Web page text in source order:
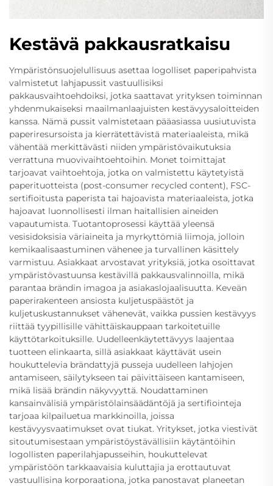
Kestävä pakkausratkaisu
Ympäristönsuojelullisuus asettaa logolliset paperipahvista
valmistetut lahjapussit vastuullisiksi
pakkausvaihtoehdoiksi, jotka saattavat yrityksen toiminnan
yhdenmukaiseksi maailmanlaajuisten kestävyysaloitteiden
kanssa. Nämä pussit valmistetaan pääasiassa uusiutuvista
paperiresursoista ja kierrätettävistä materiaaleista, mikä
vähentää merkittävästi niiden ympäristövaikutuksia
verrattuna muovivaihtoehtoihin. Monet toimittajat
tarjoavat vaihtoehtoja, jotka on valmistettu käytetyistä
paperituotteista (post-consumer recycled content), FSC-
sertifioitusta paperista tai hajoavista materiaaleista, jotka
hajoavat luonnollisesti ilman haitallisien aineiden
vapautumista. Tuotantoprosessi käyttää yleensä
vesisidoksisia väriaineita ja myrkyttömiä liimoja, jolloin
kemikaalisaastuminen vähenee ja turvallinen käsittely
varmistuu. Asiakkaat arvostavat yrityksiä, jotka osoittavat
ympäristövastuunsa kestävillä pakkausvalinnoilla, mikä
parantaa brändin imagoa ja asiakaslojaalisuutta. Keveän
paperirakenteen ansiosta kuljetuspäästöt ja
kuljetuskustannukset vähenevät, vaikka pussien kestävyys
riittää tyypillisille vähittäiskauppaan tarkoitetuille
käyttötarkoituksille. Uudelleenkäytettävyys laajentaa
tuotteen elinkaarta, sillä asiakkaat käyttävät usein
houkuttelevia brändattyjä pusseja uudelleen lahjojen
antamiseen, säilytykseen tai päivittäiseen kantamiseen,
mikä lisää brändin näkyvyyttä. Noudattaminen
kansainvälisiä ympäristölainsäädäntöjä ja sertifiointeja
tarjoaa kilpailuetua markkinoilla, joissa
kestävyysvaatimukset ovat tiukat. Yritykset, jotka viestivät
sitoutumisestaan ympäristöystävällisiin käytäntöihin
logollisten paperilahjapusseihin, houkuttelevat
ympäristöön tarkkaavaisia kuluttajia ja erottautuvat
vastuullisina korporaationa, jotka panostavat planeetan